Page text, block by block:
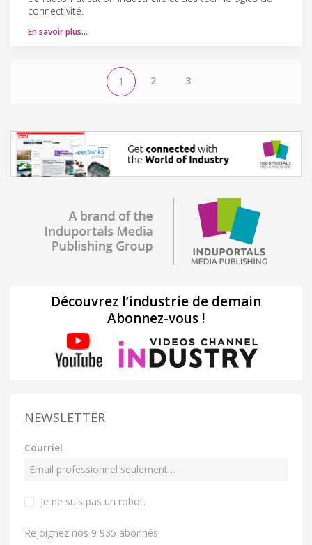
connectivité.
En savoir plus…
1 2 3
Découvrez l’industrie de demain
Abonnez-vous !
NEWSLETTER
Courriel
Je ne suis pas un robot.
Rejoignez nos 9 935 abonnés